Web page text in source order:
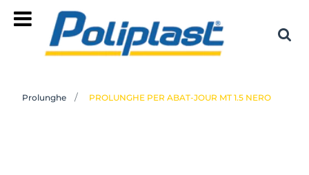
Prolunghe PROLUNGHE PER ABAT-JOUR MT 1.5 NERO